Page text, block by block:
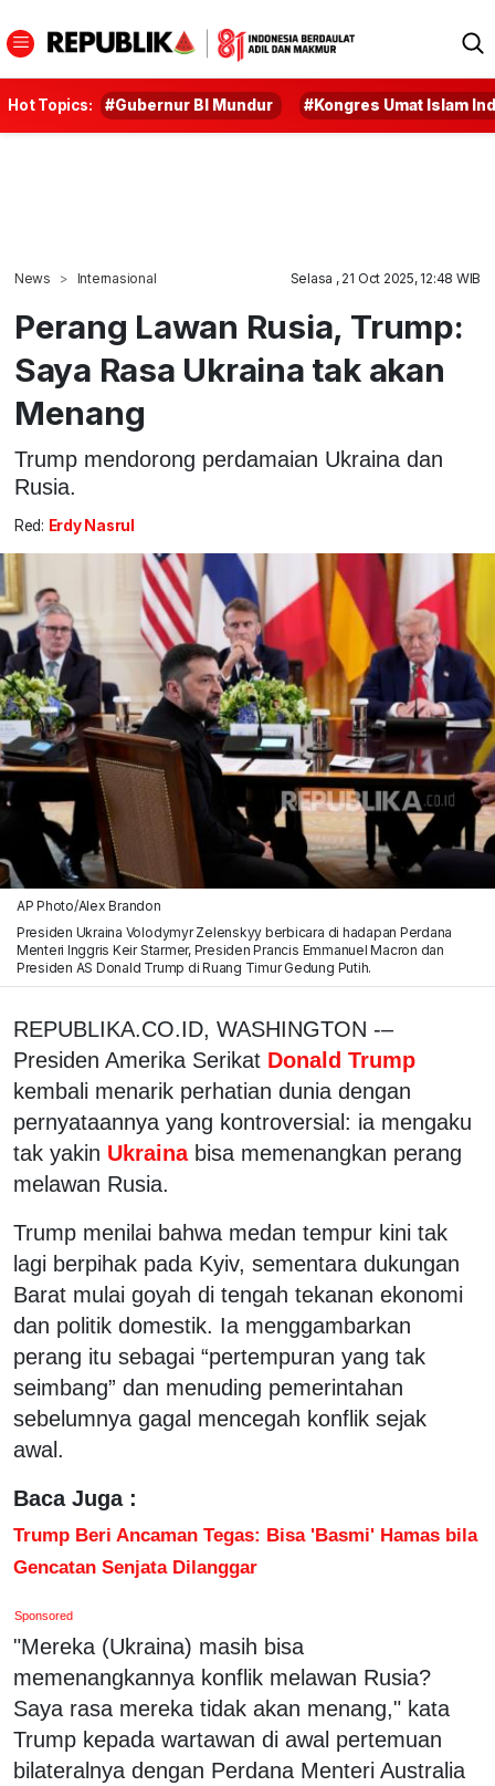
Hot Topics: #Gubernur BI Mundur #Kongres Umat Islam
News Internasional Selasa , 21 Oct 2025, 12:48 WIB
Perang Lawan Rusia, Trump:
Saya Rasa Ukraina tak akan
Menang
Trump mendorong perdamaian Ukraina dan
Rusia.
Red: Erdy Nasrul
AP Photo/Alex Brandon
Presiden Ukraina Volodymyr Zelenskyy berbicara di hadapan Perdana
Menteri Inggris Keir Starmer, Presiden Prancis Emmanuel Macron dan
Presiden AS Donald Trump di Ruang Timur Gedung Putih.
REPUBLIKA.CO.ID, WASHINGTON -–
Presiden Amerika Serikat Donald Trump
kembali menarik perhatian dunia dengan
pernyataannya yang kontroversial: ia mengaku
tak yakin Ukraina bisa memenangkan perang
melawan Rusia.
Trump menilai bahwa medan tempur kini tak
lagi berpihak pada Kyiv, sementara dukungan
Barat mulai goyah di tengah tekanan ekonomi
dan politik domestik. Ia menggambarkan
perang itu sebagai “pertempuran yang tak
seimbang” dan menuding pemerintahan
sebelumnya gagal mencegah konflik sejak
awal.
Baca Juga :
Trump Beri Ancaman Tegas: Bisa 'Basmi' Hamas bila
Gencatan Senjata Dilanggar
Sponsored
"Mereka (Ukraina) masih bisa
memenangkannya konflik melawan Rusia?
Saya rasa mereka tidak akan menang," kata
Trump kepada wartawan di awal pertemuan
bilateralnya dengan Perdana Menteri Australia